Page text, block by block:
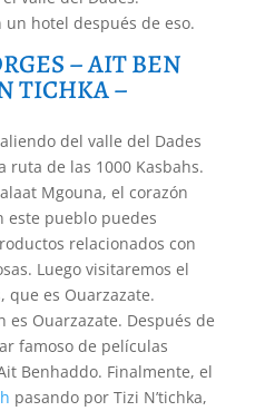
hotel después de eso.
– AIT BEN
TICHKA –
del valle del Dades
ruta de las 1000 Kasbahs.
Mgouna, el corazón
este pueblo puedes
relacionados con
Luego visitaremos el
que es Ouarzazate.
es Ouarzazate. Después de
famoso de películas
Benhaddo. Finalmente, el
pasando por Tizi N’tichka,